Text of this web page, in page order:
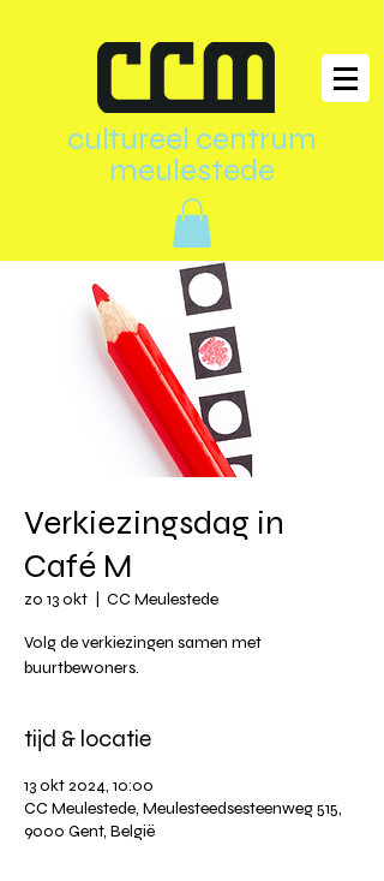
cultureel centrum
meulestede
Verkiezingsdag in
Café M
zo 13 okt CC Meulestede
Volg de verkiezingen samen met
buurtbewoners.
tijd & locatie
13 okt 2024, 10:00
CC Meulestede, Meulesteedsesteenweg 515,
9000 Gent, België